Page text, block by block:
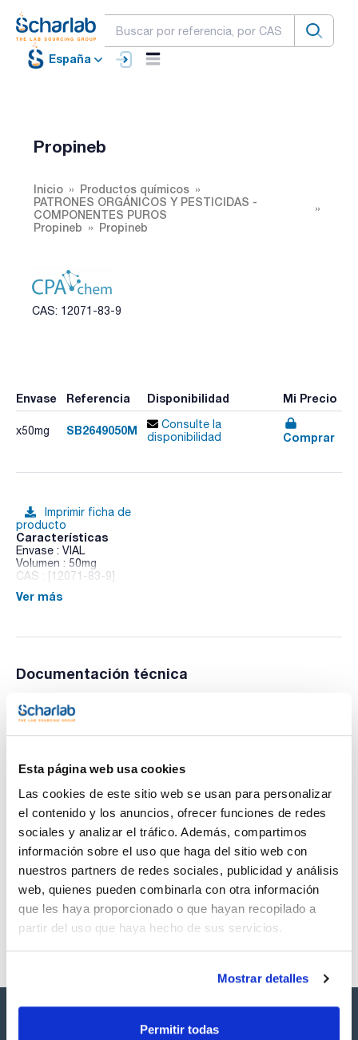
Esta página web usa cookies
Las cookies de este sitio web se usan para personalizar
el contenido y los anuncios, ofrecer funciones de redes
sociales y analizar el tráfico. Además, compartimos
información sobre el uso que haga del sitio web con
nuestros partners de redes sociales, publicidad y análisis
web, quienes pueden combinarla con otra información
que les haya proporcionado o que hayan recopilado a
partir del uso que haya hecho de sus servicios.
Mostrar detalles
Permitir todas
España
Propineb
Inicio
Productos químicos
PATRONES ORGÁNICOS Y PESTICIDAS -
COMPONENTES PUROS
Propineb
Propineb
CAS: 12071-83-9
Envase Referencia Disponibilidad Mi Precio
x50mg SB2649050M
Consulte la
disponibilidad
Comprar
Imprimir ficha de
producto
Características
Envase : VIAL
Volumen : 50mg
CAS : [12071-83-9]
Propineb
Ver más
Documentación técnica
TDS / Ficha técnica
Regístrate para
Regístrate para
descargas
productos marca Scharlau habitualmente en stock,
listos para una entrega inmediata.